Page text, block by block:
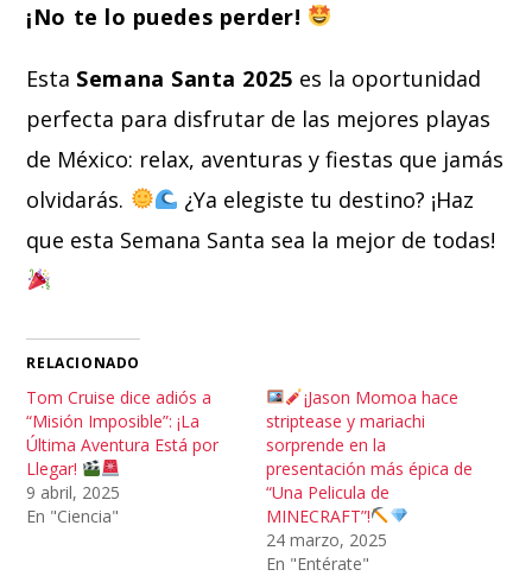
¡No te lo puedes perder!
Esta Semana Santa 2025 es la oportunidad
perfecta para disfrutar de las mejores playas
de México: relax, aventuras y fiestas que jamás
olvidarás.
¿Ya elegiste tu destino? ¡Haz
que esta Semana Santa sea la mejor de todas!
RELACIONADO
Tom Cruise dice adiós a
“Misión Imposible”: ¡La
Última Aventura Está por
Llegar!
9 abril, 2025
En "Ciencia"
¡Jason Momoa hace
striptease y mariachi
sorprende en la
presentación más épica de
“Una Pelicula de
MINECRAFT”!
24 marzo, 2025
En "Entérate"